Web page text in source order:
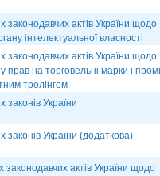
законодавчих актів України щодо
інтелектуальної власності
законодавчих актів України щодо
прав на торговельні марки і
тролінгом
законів України
законів України (додаткова)
актів України щодо